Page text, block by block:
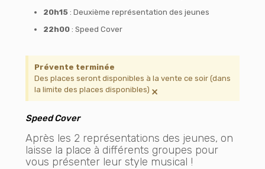
20h15 : Deuxième représentation des jeunes
22h00 : Speed Cover
Prévente terminée
Des places seront disponibles à la vente ce soir (dans
la limite des places disponibles) ×
Speed Cover
Après les 2 représentations des jeunes, on
laisse la place à différents groupes pour
vous présenter leur style musical !